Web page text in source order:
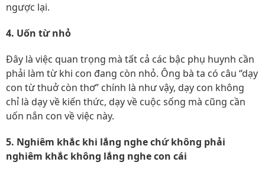
ngược lại.
4. Uốn từ nhỏ
Đây là việc quan trọng mà tất cả các bậc phụ huynh cần
phải làm từ khi con đang còn nhỏ. Ông bà ta có câu “dạy
con từ thuở còn thơ” chính là như vậy, dạy con không
chỉ là dạy về kiến thức, dạy về cuộc sống mà cũng cần
uốn nắn con về việc này.
5. Nghiêm khắc khi lắng nghe chứ không phải
nghiêm khắc không lắng nghe con cái